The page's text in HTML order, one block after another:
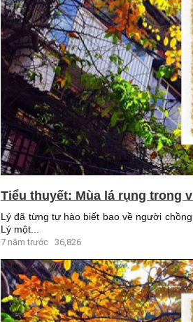
Tiểu thuyết: Mùa lá rụng trong
Lý đã từng tự hào biết bao về người
Lý một...
7 năm trước 36,826